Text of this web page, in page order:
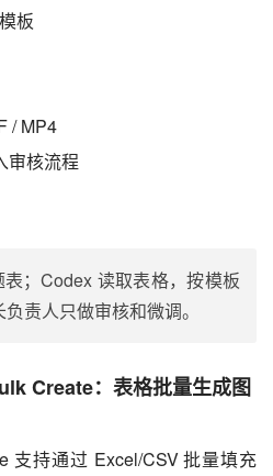
板
/ MP4
审核流程
；Codex 读取表格，按模板
责人只做审核和微调。
Create：表格批量生成图
支持通过 Excel/CSV 批量填充